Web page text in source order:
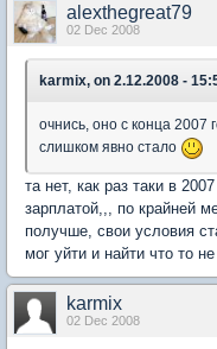
alexthegreat79
02 Dec 2008
karmix, on 2.12.2008 -
очнись, оно с конца 2007
слишком явно стало
та нет, как раз таки в
зарплатой,,, по крайней
получше, свои условия
мог уйти и найти что то
karmix
02 Dec 2008